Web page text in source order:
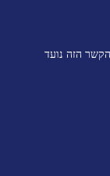
הזה נועד